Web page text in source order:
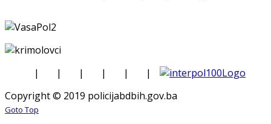
| | | | |
|
Copyright © 2019 policijabdbih.gov.ba
Goto Top